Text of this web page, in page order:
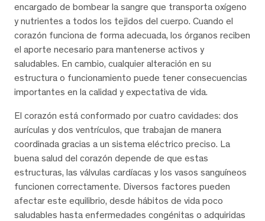
encargado de bombear la sangre que transporta oxígeno
y nutrientes a todos los tejidos del cuerpo. Cuando el
corazón funciona de forma adecuada, los órganos reciben
el aporte necesario para mantenerse activos y
saludables. En cambio, cualquier alteración en su
estructura o funcionamiento puede tener consecuencias
importantes en la calidad y expectativa de vida.
El corazón está conformado por cuatro cavidades: dos
aurículas y dos ventrículos, que trabajan de manera
coordinada gracias a un sistema eléctrico preciso. La
buena salud del corazón depende de que estas
estructuras, las válvulas cardíacas y los vasos sanguíneos
funcionen correctamente. Diversos factores pueden
afectar este equilibrio, desde hábitos de vida poco
saludables hasta enfermedades congénitas o adquiridas